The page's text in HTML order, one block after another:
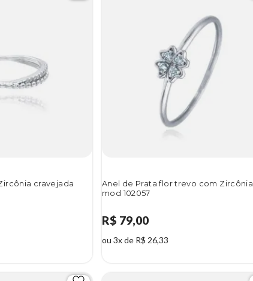
cravejada
Anel de Prata flor trevo com Zircônia
mod 102057
R$ 79,00
ou 3x de R$ 26,33